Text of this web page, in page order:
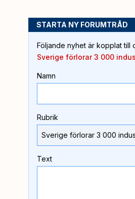
STARTA NY FORUMTRÅD
Följande nyhet är kopplat till
Sverige förlorar 3 000
Namn
Rubrik
Text